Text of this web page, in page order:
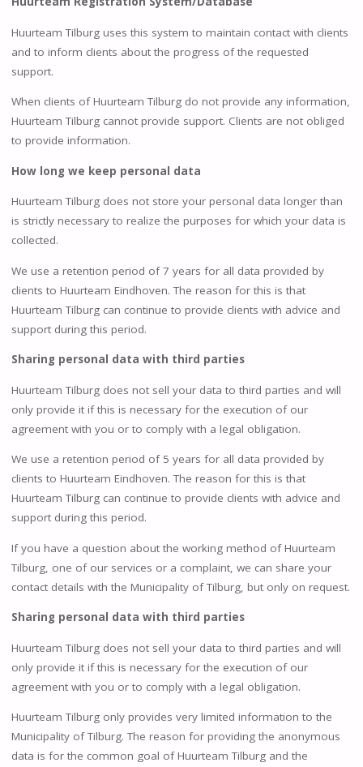
Huurteam Tilburg uses this system to maintain contact with clients
and to inform clients about the progress of the requested
support.
When clients of Huurteam Tilburg do not provide any information,
Huurteam Tilburg cannot provide support. Clients are not obliged
to provide information.
How long we keep personal data
Huurteam Tilburg does not store your personal data longer than
is strictly necessary to realize the purposes for which your data is
collected.
We use a retention period of 7 years for all data provided by
clients to Huurteam Eindhoven. The reason for this is that
Huurteam Tilburg can continue to provide clients with advice and
support during this period.
Sharing personal data with third parties
Huurteam Tilburg does not sell your data to third parties and will
only provide it if this is necessary for the execution of our
agreement with you or to comply with a legal obligation.
We use a retention period of 5 years for all data provided by
clients to Huurteam Eindhoven. The reason for this is that
Huurteam Tilburg can continue to provide clients with advice and
support during this period.
If you have a question about the working method of Huurteam
Tilburg, one of our services or a complaint, we can share your
contact details with the Municipality of Tilburg, but only on request.
Sharing personal data with third parties
Huurteam Tilburg does not sell your data to third parties and will
only provide it if this is necessary for the execution of our
agreement with you or to comply with a legal obligation.
Huurteam Tilburg only provides very limited information to the
Municipality of Tilburg. The reason for providing the anonymous
data is for the common goal of Huurteam Tilburg and the